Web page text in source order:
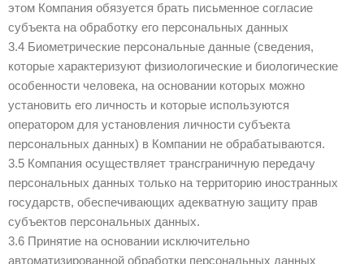
этом Компания обязуется брать письменное согласие
субъекта на обработку его персональных данных
3.4 Биометрические персональные данные (сведения,
которые характеризуют физиологические и биологические
особенности человека, на основании которых можно
установить его личность и которые используются
оператором для установления личности субъекта
персональных данных) в Компании не обрабатываются.
3.5 Компания осуществляет трансграничную передачу
персональных данных только на территорию иностранных
государств, обеспечивающих адекватную защиту прав
субъектов персональных данных.
3.6 Принятие на основании исключительно
автоматизированной обработки персональных данных